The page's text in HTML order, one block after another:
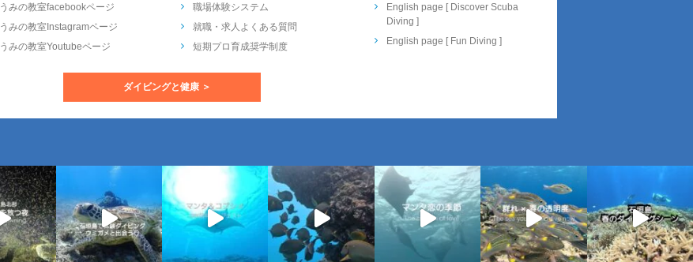
うみの教室facebookページ
うみの教室Instagramページ
うみの教室Youtubeページ
職場体験システム
就職・求人よくある質問
短期プロ育成奨学制度
English page [ Discover Scuba
Diving ]
English page [ Fun Diving ]
ダイビングと健康 ＞